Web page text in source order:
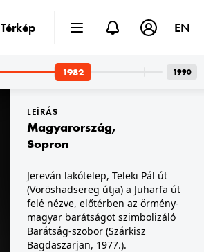
1982 · Budapest VIII.
Nagy Templom utca - Práter utca sarok. A felvétel a Práter utca 34-ből készült.
LEÍRÁS
Magyarország,
Sopron
Jereván lakótelep, Teleki Pál út
(Vöröshadsereg útja) a Juharfa út
felé nézve, előtérben az örmény-
magyar barátságot szimbolizáló
Barátság-szobor (Szárkisz
Bagdaszarjan, 1977.).
Térkép EN
1990
1982